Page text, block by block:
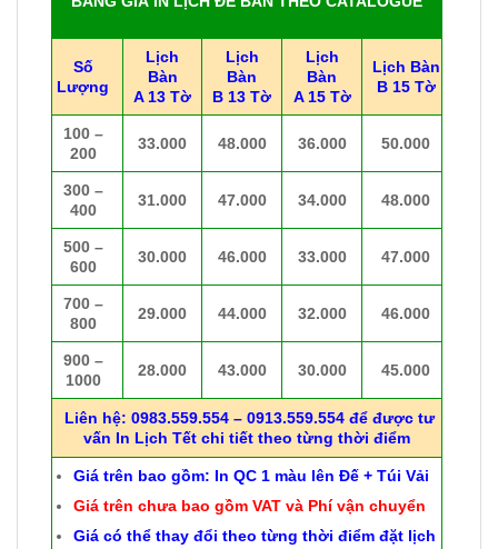
Số
Lượng
Lịch
Bàn
A 13 Tờ
Lịch
Bàn
B 13 Tờ
Lịch
Bàn
A 15 Tờ
Lịch Bàn
B 15 Tờ
100 –
200
33.000 48.000 36.000 50.000
300 –
400
31.000 47.000 34.000 48.000
500 –
600
30.000 46.000 33.000 47.000
700 –
800
29.000 44.000 32.000 46.000
900 –
1000
28.000 43.000 30.000 45.000
Liên hệ: 0983.559.554 – 0913.559.554 để được tư
vấn In Lịch Tết chi tiết theo từng thời điểm
Giá trên bao gồm: In QC 1 màu lên Đế + Túi Vải
Giá trên chưa bao gồm VAT và Phí vận chuyển
Giá có thể thay đổi theo từng thời điểm đặt lịch